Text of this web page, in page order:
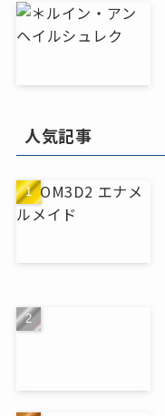
人気記事